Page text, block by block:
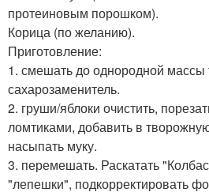
протеиновым порошком).
Корица (по желанию).
Приготовление:
1. смешать до однородной массы
сахарозаменитель.
2. груши/яблоки очистить,
ломтиками, добавить в
насыпать муку.
3. перемешать. Раскатать
"лепешки", подкорректировать